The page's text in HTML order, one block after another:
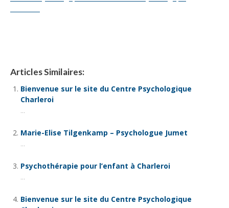
Articles Similaires:
Bienvenue sur le site du Centre Psychologique
Charleroi
...
Marie-Elise Tilgenkamp – Psychologue Jumet
...
Psychothérapie pour l’enfant à Charleroi
...
Bienvenue sur le site du Centre Psychologique